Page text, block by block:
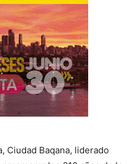
Ciudad Baqana, liderado